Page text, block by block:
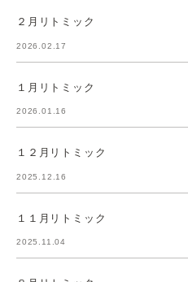
２月リトミック
2026.02.17
１月リトミック
2026.01.16
１２月リトミック
2025.12.16
１１月リトミック
2025.11.04